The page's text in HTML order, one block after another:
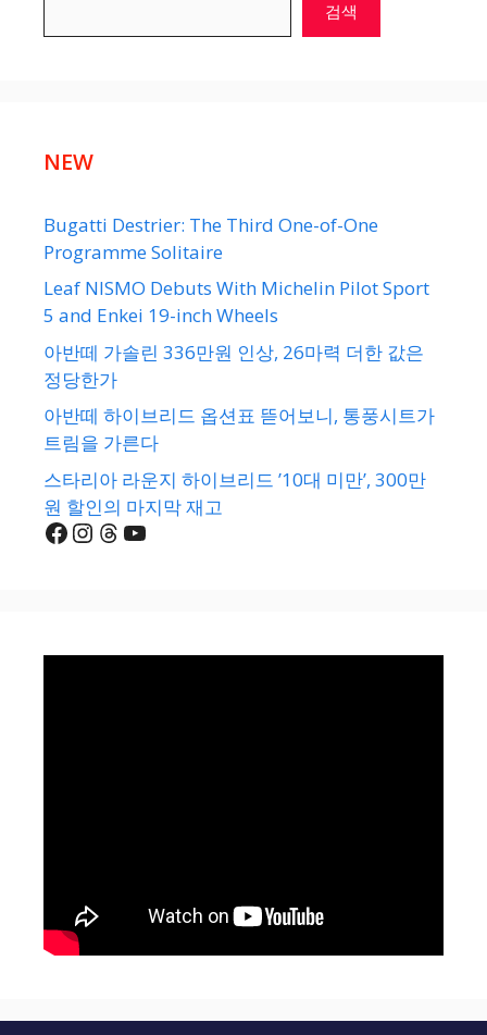
검색
NEW
Bugatti Destrier: The Third One-of-One
Programme Solitaire
Leaf NISMO Debuts With Michelin Pilot Sport
5 and Enkei 19-inch Wheels
아반떼 가솔린 336만원 인상, 26마력 더한 값은
정당한가
아반떼 하이브리드 옵션표 뜯어보니, 통풍시트가
트림을 가른다
스타리아 라운지 하이브리드 ’10대 미만’, 300만
원 할인의 마지막 재고
Facebook
Instagram
Threads
YouTube